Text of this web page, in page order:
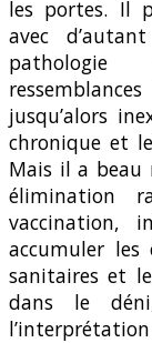
les portes. Il
avec
jusqu’alors
chronique et
Mais il a beau
élimination
vaccination,
accumuler les
sanitaires et
dans le